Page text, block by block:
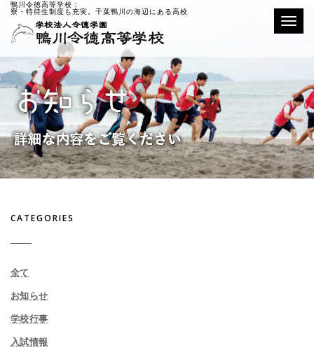
鴨川令徳高等学校：
寮・特待生制度も充実。千葉鴨川の海辺にある高校
CATEGORIES
全て
お知らせ
学校行事
入試情報